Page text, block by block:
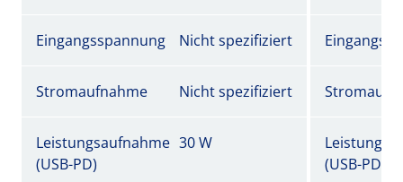
Eingangsspannung Nicht spezifiziert
Stromaufnahme Nicht spezifiziert
Leistungsaufnahme
(USB-PD)
30 W
(USB-PD)